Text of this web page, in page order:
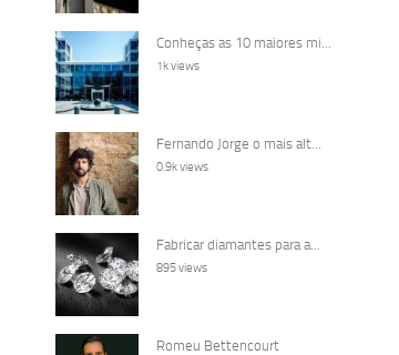
Conheças as 10 maiores mi...
1k views
Fernando Jorge o mais alt...
0.9k views
Fabricar diamantes para a...
895 views
Romeu Bettencourt